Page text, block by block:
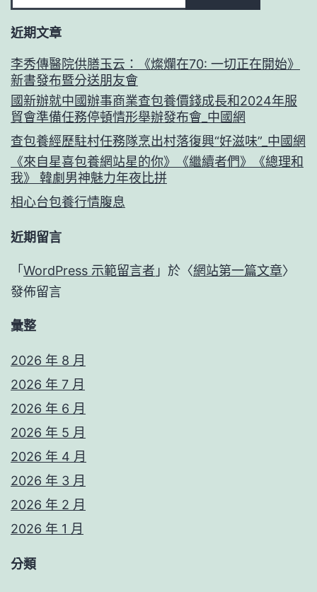
近期文章
李秀傳醫院供膳玉云：《燦爛在70: 一切正在開始》
新書發布暨分送朋友會
國新辦就中國辦事商業查包養價錢成長和2024年服
貿會準備任務停頓情形舉辦發布會_中國網
查包養經歷駐村任務隊烹出村落復興“好滋味”_中國網
《來自星喜包養網站星的你》《繼續者們》《總理和
我》 韓劇男神魅力年夜比拼
相心台包養行情腹息
近期留言
「 WordPress 示範留言者 」於〈網站第一篇文章〉
發佈留言
彙整
2026 年 8 月
2026 年 7 月
2026 年 6 月
2026 年 5 月
2026 年 4 月
2026 年 3 月
2026 年 2 月
2026 年 1 月
分類